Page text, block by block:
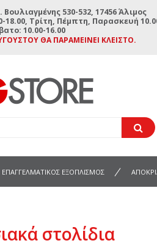
530-532, 17456 Άλιμος
18.00, Τρίτη, Πέμπτη, Παρασκευή
10.00-16.00
ΘΑ ΠΑΡΑΜΕΊΝΕΙ ΚΛΕΙΣΤΌ.
ΕΠΑΓΓΕΛΜΑΤΙΚΟΣ ΕΞΟΠΛΙΣΜΟΣ
στολίδια